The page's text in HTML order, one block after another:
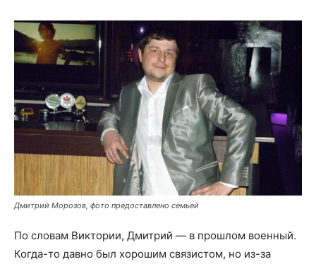
Дмитрий Морозов, фото предоставлено семьей
По словам Виктории, Дмитрий — в прошлом военный.
Когда-то давно был хорошим связистом, но из-за